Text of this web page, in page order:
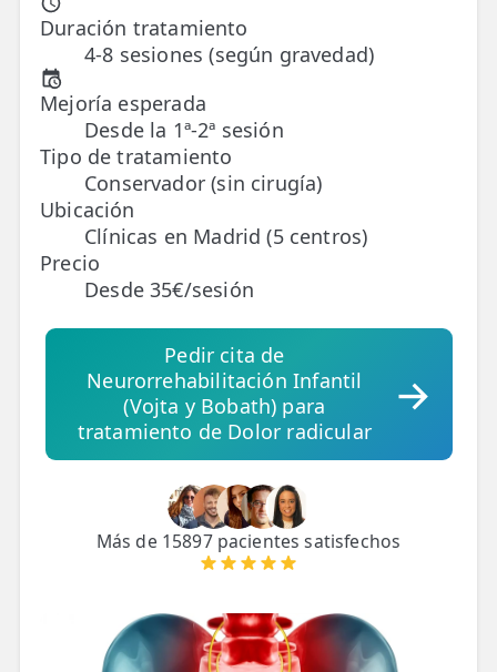
🧠 Fisioterapia Neurológica
🧍 Fisioterapia Vestibular
🫁 Fisioterapia Respiratoria
👶 Fisioterapia Pediátrica
TRATAMIENTOS
✅ Punción Seca
✅ Ondas de Choque
✨ Fisioestética
✨ Radiofrecuencia INDIBA
✨ Drenaje Linfático Manual
✨ Cicatrices y Estrías
Duración tratamiento
4-8 sesiones (según gravedad)
Mejoría esperada
Desde la 1ª-2ª sesión
Tipo de tratamiento
Conservador (sin cirugía)
Ubicación
Clínicas en Madrid (5 centros)
Precio
Desde 35€/sesión
Pedir cita de
Neurorrehabilitación Infantil
(Vojta y Bobath) para
tratamiento de Dolor radicular
Más de 15897 pacientes satisfechos